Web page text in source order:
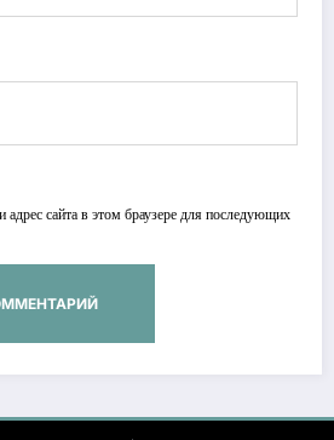
сайта в этом браузере для последующих